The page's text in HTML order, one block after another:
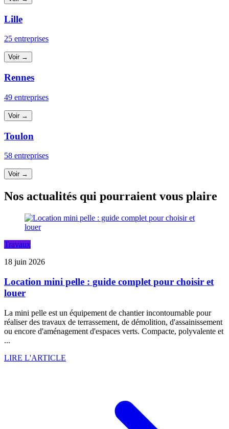
Lille
25 entreprises
Voir →
Rennes
49 entreprises
Voir →
Toulon
58 entreprises
Voir →
Nos actualités qui pourraient vous plaire
Travaux
18 juin 2026
Location mini pelle : guide complet pour choisir et
louer
La mini pelle est un équipement de chantier incontournable pour
réaliser des travaux de terrassement, de démolition, d'assainissement
ou encore d'aménagement d'espaces verts. Compacte, polyvalente et
...
LIRE L'ARTICLE